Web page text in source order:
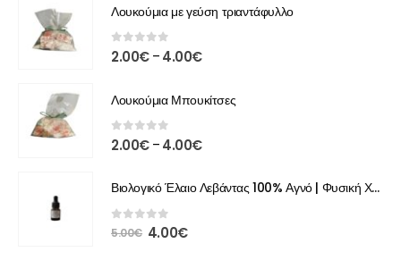
Λουκούμια με γεύση τριαντάφυλλο
0 out of 5
2.00€ – 4.00€
Λουκούμια Μπουκίτσες
0 out of 5
2.00€ – 4.00€
Βιολογικό Έλαιο Λεβάντας 100% Αγνό | Φυσική Χαλάρωση & Περιποίηση
0 out of 5
5.00€ 4.00€